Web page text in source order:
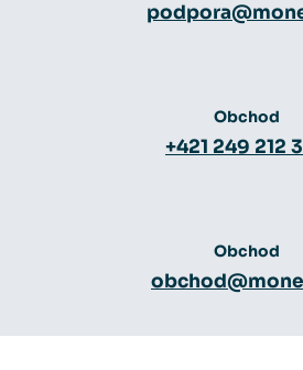
Obchod
+421 249 212
Obchod